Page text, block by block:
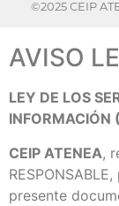
©2025 CEIP
AVISO
LEY DE LOS
INFORMACIÓN
CEIP ATENEA,
presente